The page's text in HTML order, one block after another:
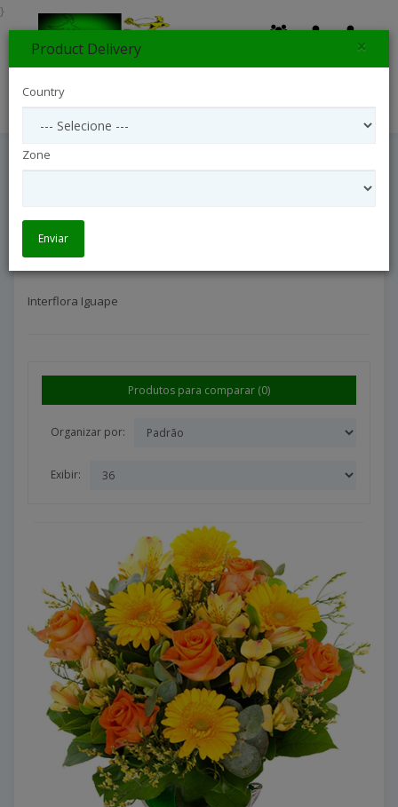
Interflora Iguape
Interflora Iguape
Produtos para comparar (0)
Organizar por:
Exibir:
}
Product Delivery ×
Country
Zone
Enviar